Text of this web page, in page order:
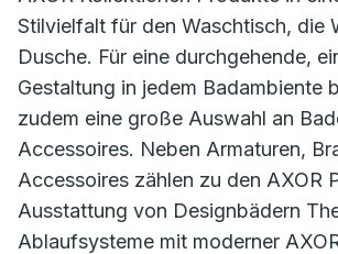
Stilvielfalt für den Waschtisch, die
Dusche. Für eine durchgehende,
Gestaltung in jedem Badambiente
zudem eine große Auswahl an
Accessoires. Neben Armaturen,
Accessoires zählen zu den AXOR
Ausstattung von Designbädern
Ablaufsysteme mit moderner